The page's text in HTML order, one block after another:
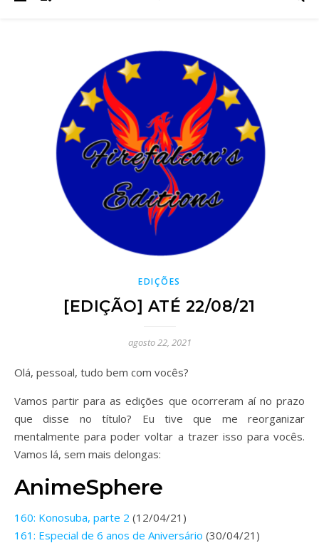
EDIÇÕES
[EDIÇÃO] ATÉ 22/08/21
agosto 22, 2021
Olá, pessoal, tudo bem com vocês?
Vamos partir para as edições que ocorreram aí no prazo
que disse no título? Eu tive que me reorganizar
mentalmente para poder voltar a trazer isso para vocês.
Vamos lá, sem mais delongas:
AnimeSphere
160: Konosuba, parte 2 (12/04/21)
161: Especial de 6 anos de Aniversário (30/04/21)